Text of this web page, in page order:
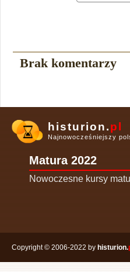
Brak komentarzy
histurion.pl
Najnowocześniejszy
Matura 2022
Nowoczesne kursy
Copyright © 2006-2022 by histurion.